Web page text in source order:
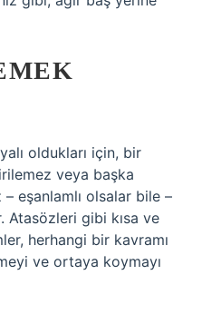
oldukları için, bir
veya başka
eşanlamlı olsalar bile –
gibi kısa ve
herhangi bir kavramı
ve ortaya koymayı